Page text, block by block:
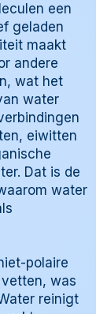
een
geladen
maakt
andere
wat het
water
eiwitten
Dat is de
water
polaire
was
reinigt